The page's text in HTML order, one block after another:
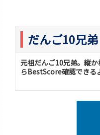
だんご10兄弟
元祖だんご10兄弟。縦
らBestScore確認できる